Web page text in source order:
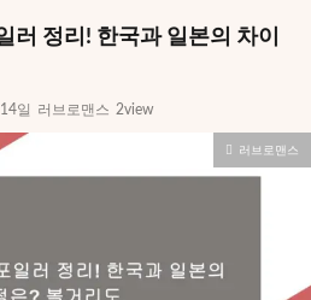
러 정리! 한국과 일본의 차이
일 러브로맨스 2view
러브로맨스